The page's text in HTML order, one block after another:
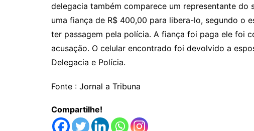
delegacia também comparece um representante
uma fiança de R$ 400,00 para libera-lo, segundo o
ter passagem pela polícia. A fiança foi paga ele foi
acusação. O celular encontrado foi devolvido a
Delegacia e Polícia.
Fonte : Jornal a Tribuna
Compartilhe!